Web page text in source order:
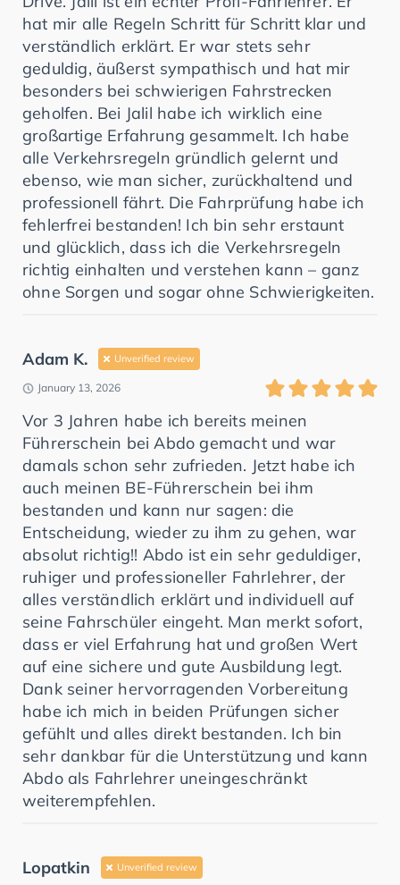
hat mir alle Regeln Schritt für Schritt klar und
verständlich erklärt. Er war stets sehr
geduldig, äußerst sympathisch und hat mir
besonders bei schwierigen Fahrstrecken
geholfen. Bei Jalil habe ich wirklich eine
großartige Erfahrung gesammelt. Ich habe
alle Verkehrsregeln gründlich gelernt und
ebenso, wie man sicher, zurückhaltend und
professionell fährt. Die Fahrprüfung habe ich
fehlerfrei bestanden! Ich bin sehr erstaunt
und glücklich, dass ich die Verkehrsregeln
richtig einhalten und verstehen kann – ganz
ohne Sorgen und sogar ohne Schwierigkeiten.
Adam K. Unverified review
January 13, 2026
Vor 3 Jahren habe ich bereits meinen
Führerschein bei Abdo gemacht und war
damals schon sehr zufrieden. Jetzt habe ich
auch meinen BE-Führerschein bei ihm
bestanden und kann nur sagen: die
Entscheidung, wieder zu ihm zu gehen, war
absolut richtig!! Abdo ist ein sehr geduldiger,
ruhiger und professioneller Fahrlehrer, der
alles verständlich erklärt und individuell auf
seine Fahrschüler eingeht. Man merkt sofort,
dass er viel Erfahrung hat und großen Wert
auf eine sichere und gute Ausbildung legt.
Dank seiner hervorragenden Vorbereitung
habe ich mich in beiden Prüfungen sicher
gefühlt und alles direkt bestanden. Ich bin
sehr dankbar für die Unterstützung und kann
Abdo als Fahrlehrer uneingeschränkt
weiterempfehlen.
Lopatkin Unverified review